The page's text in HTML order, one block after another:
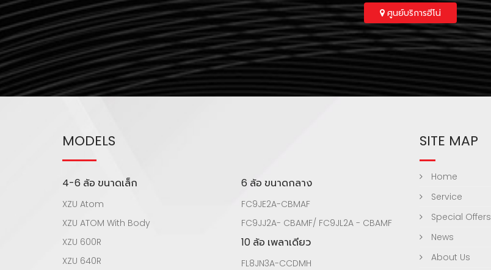
ศูนย์บริการฮีโน่
MODELS
4-6 ล้อ ขนาดเล็ก
XZU Atom
XZU ATOM With Body
XZU 600R
XZU 640R
6 ล้อ ขนาดกลาง
FC9JE2A-CBMAF
FC9JJ2A- CBAMF/ FC9JL2A - CBAMF
10 ล้อ เพลาเดียว
FL8JN3A-CCDMH
SITE MAP
Home
Service
Special Offers
News
About Us